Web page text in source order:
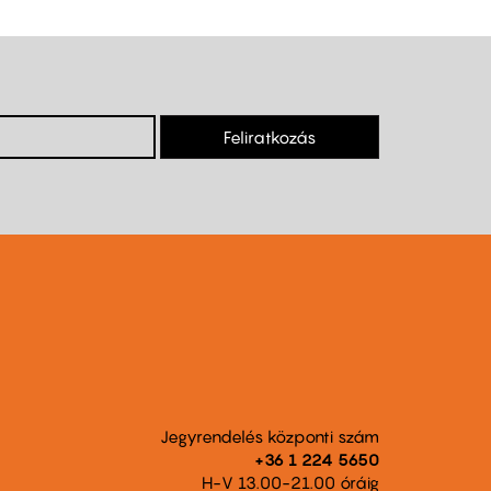
Feliratkozás
Jegyrendelés központi szám
+36 1 224 5650
H-V 13.00-21.00 óráig